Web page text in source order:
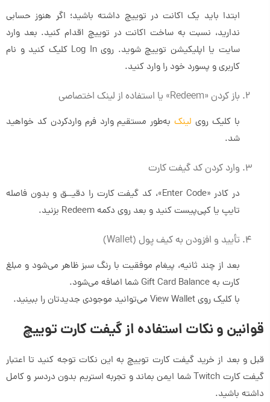
ابتدا باید یک اکانت در توییچ داشته باشید؛ اگر هنوز حسابی
ندارید، نسبت به ساخت اکانت در توییچ اقدام کنید. بعد وارد
سایت یا اپلیکیشن توییچ شوید. روی Log In کلیک کنید و نام
کاربری و پسورد خود را وارد کنید.
باز کردن «Redeem» یا استفاده از لینک اختصاصی
با کلیک روی لینکبه‌طور مستقیم وارد فرم واردکردن کد خواهید
شد.
وارد کردن کد گیفت کارت
در کادر «Enter Code»، کد گیفت کارت را دقیــق و بدون فاصله
تایپ یا کپی‌پیست کنید و بعد روی دکمه Redeem بزنید.
تأیید و افزودن به کیف پول (Wallet)
بعد از چند ثانیه، پیغام موفقیت با رنگ سبز ظاهر می‌شود و مبلغ
کارت به Gift Card Balance شما اضافه می‌شود.
با کلیک روی View Wallet می‌توانید موجودی جدیدتان را ببینید.
قوانین و نکات استفاده از گیفت کارت توییچ
قبل و بعد از خرید گیفت کارت توییچ به این نکات توجه کنید تا اعتبار
گیفت کارت Twitch شما ایمن بماند و تجربه استریم بدون دردسر و کامل
داشته باشید.